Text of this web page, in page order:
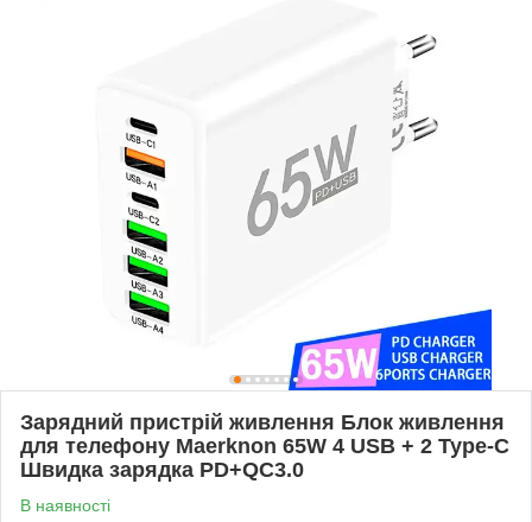
Зарядний пристрій живлення Блок живлення
для телефону Maerknon 65W 4 USB + 2 Type-C
Швидка зарядка PD+QC3.0
В наявності